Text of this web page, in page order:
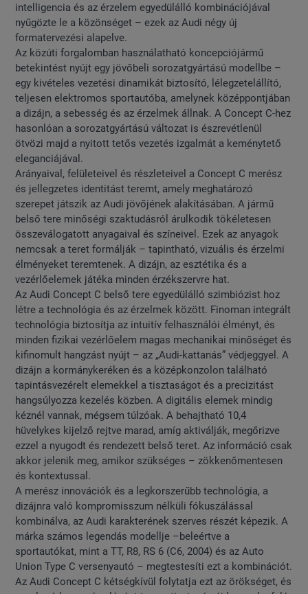
intelligencia és az érzelem egyedülálló kombinációjával
nyűgözte le a közönséget – ezek az Audi négy új
formatervezési alapelve.
Az közúti forgalomban használatható koncepciójármű
betekintést nyújt egy jövőbeli sorozatgyártású modellbe –
egy kivételes vezetési dinamikát biztosító, lélegzetelállító,
teljesen elektromos sportautóba, amelynek középpontjában
a dizájn, a sebesség és az érzelmek állnak. A Concept C-hez
hasonlóan a sorozatgyártású változat is észrevétlenül
ötvözi majd a nyitott tetős vezetés izgalmát a keménytető
eleganciájával.
Arányaival, felületeivel és részleteivel a Concept C merész
és jellegzetes identitást teremt, amely meghatározó
szerepet játszik az Audi jövőjének alakításában. A jármű
belső tere minőségi szaktudásról árulkodik tökéletesen
összeválogatott anyagaival és színeivel. Ezek az anyagok
nemcsak a teret formálják – tapintható, vizuális és érzelmi
élményeket teremtenek. A dizájn, az esztétika és a
vezérlőelemek játéka minden érzékszervre hat.
Az Audi Concept C belső tere egyedülálló szimbiózist hoz
létre a technológia és az érzelmek között. Finoman integrált
technológia biztosítja az intuitív felhasználói élményt, és
minden fizikai vezérlőelem magas mechanikai minőséget és
kifinomult hangzást nyújt – az „Audi-kattanás” védjeggyel. A
dizájn a kormánykeréken és a középkonzolon található
tapintásvezérelt elemekkel a tisztaságot és a precizitást
hangsúlyozza kezelés közben. A digitális elemek mindig
kéznél vannak, mégsem túlzóak. A behajtható 10,4
hüvelykes kijelző rejtve marad, amíg aktiválják, megőrizve
ezzel a nyugodt és rendezett belső teret. Az információ csak
akkor jelenik meg, amikor szükséges – zökkenőmentesen
és kontextussal.
A merész innovációk és a legkorszerűbb technológia, a
dizájnra való kompromisszum nélküli fókuszálással
kombinálva, az Audi karakterének szerves részét képezik. A
márka számos legendás modellje –beleértve a
sportautókat, mint a TT, R8, RS 6 (C6, 2004) és az Auto
Union Type C versenyautó – megtestesíti ezt a kombinációt.
Az Audi Concept C kétségkívül folytatja ezt az örökséget, és